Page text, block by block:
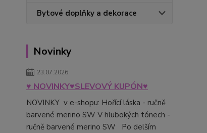
Bytové doplňky a dekorace
Novinky
23.07.2026
♥ NOVINKY♥SLEVOVÝ KUPÓN♥
NOVINKY v e-shopu: Hořící láska - ručně
barvené merino SW V hlubokých tónech -
ručně barvené merino SW Po delším